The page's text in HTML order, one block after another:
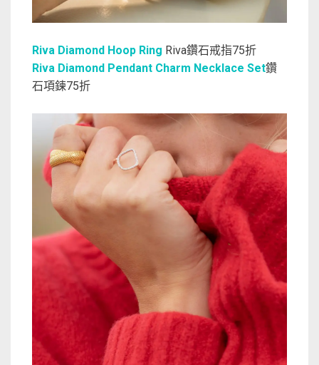
Riva Diamond Hoop Ring Riva鑽石戒指75折
Riva Diamond Pendant Charm Necklace Set鑽
石項鍊75折